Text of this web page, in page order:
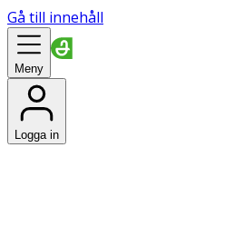
Gå till innehåll
Meny
Logga in